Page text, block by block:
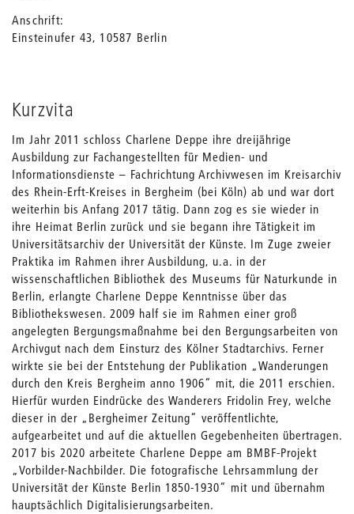
Anschrift
Einsteinufer 43, 10587 Berlin
Kurzvita
Im Jahr 2011 schloss Charlene Deppe ihre dreijährige
Ausbildung zur Fachangestellten für Medien- und
Informationsdienste – Fachrichtung Archivwesen im Kreisarchiv
des Rhein-Erft-Kreises in Bergheim (bei Köln) ab und war dort
weiterhin bis Anfang 2017 tätig. Dann zog es sie wieder in
ihre Heimat Berlin zurück und sie begann ihre Tätigkeit im
Universitätsarchiv der Universität der Künste. Im Zuge zweier
Praktika im Rahmen ihrer Ausbildung, u.a. in der
wissenschaftlichen Bibliothek des Museums für Naturkunde in
Berlin, erlangte Charlene Deppe Kenntnisse über das
Bibliothekswesen. 2009 half sie im Rahmen einer groß
angelegten Bergungsmaßnahme bei den Bergungsarbeiten von
Archivgut nach dem Einsturz des Kölner Stadtarchivs. Ferner
wirkte sie bei der Entstehung der Publikation „Wanderungen
durch den Kreis Bergheim anno 1906“ mit, die 2011 erschien.
Hierfür wurden Eindrücke des Wanderers Fridolin Frey, welche
dieser in der „Bergheimer Zeitung“ veröffentlichte,
aufgearbeitet und auf die aktuellen Gegebenheiten übertragen.
2017 bis 2020 arbeitete Charlene Deppe am BMBF-Projekt
„Vorbilder-Nachbilder. Die fotografische Lehrsammlung der
Universität der Künste Berlin 1850-1930“ mit und übernahm
hauptsächlich Digitalisierungsarbeiten.